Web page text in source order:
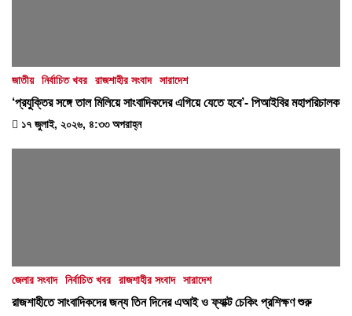
জাতীয় নির্বাচিত খবর রাজশাহীর সংবাদ সারাদেশ
‘প্রযুক্তির সঙ্গে তাল মিলিয়ে সাংবাদিকদের এগিয়ে যেতে হবে’- পিআইবির মহাপরিচালক
১৭ জুলাই, ২০২৬, ৪:৩৩ অপরাহ্ন
জেলার সংবাদ নির্বাচিত খবর রাজশাহীর সংবাদ সারাদেশ
রাজশাহীতে সাংবাদিকদের জন্য তিন দিনের এআই ও ফ্যাক্ট চেকিং প্রশিক্ষণ শুরু